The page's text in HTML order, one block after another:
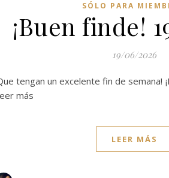
SÓLO PARA
¡Buen finde!
19/06/2026
tengan un excelente fin de semana!
más
LEER MÁS